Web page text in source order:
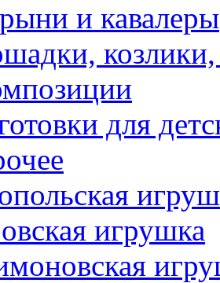
и кавалеры
для
игрушка